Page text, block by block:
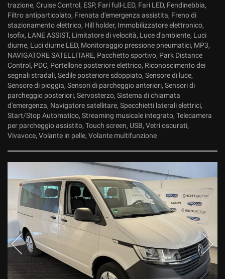
trazione, Cruise Control, ESP, Fari full-LED, Fari LED, Fendinebbia,
Filtro antiparticolato, Frenata d'emergenza assistita, Freno di
stazionamento elettrico, Hill holder, Immobilizzatore elettronico,
Isofix, LANE ASSIST, Limitatore di velocità, Luce d'ambiente, Luci
diurne, Luci diurne LED, Monitoraggio pressione pneumatici, MP3,
NAVIGATORE SATELLITARE, Pacchetto sportivo, Park Distance
Control, PDC, Portellone posteriore elettrico, Riconoscimento dei
segnali stradali, Sedile posteriore sdoppiato, Sensore di luce,
Sensore di pioggia, Sensori di parcheggio anteriori, Sensori di
parcheggio posteriori, Servosterzo, Sistema di chiamata
d'emergenza, Navigatore satellitare, Specchietti laterali elettrici,
Start/Stop Automatico, Streaming musicale integrato, Telecamera
per parcheggio assistito, Touch screen, USB, Vetri oscurati,
Vivavoce, Volante in pelle, Volante multifunzione